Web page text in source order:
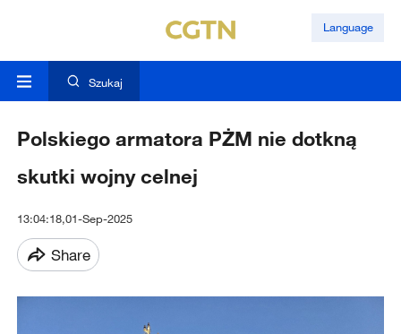
Language
Szukaj
Polskiego armatora PŻM nie dotkną
skutki wojny celnej
13:04:18,01-Sep-2025
Share